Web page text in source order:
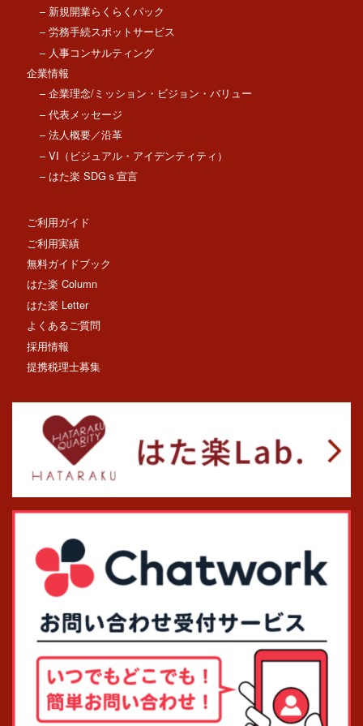
– 新規開業らくらくパック
– 労務手続スポットサービス
– 人事コンサルティング
企業情報
– 企業理念/ミッション・ビジョン・バリュー
– 代表メッセージ
– 法人概要／沿革
– VI（ビジュアル・アイデンティティ）
– はた楽 SDGｓ宣言
ご利用ガイド
ご利用実績
無料ガイドブック
はた楽 Column
はた楽 Letter
よくあるご質問
採用情報
提携税理士募集